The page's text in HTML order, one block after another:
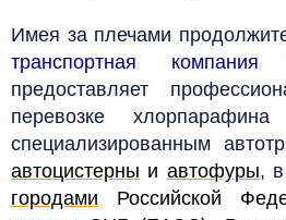
Имея за плечами
транспортная компания
предоставляет
перевозке
специализированным
автоцистерны и автофуры,
городами Российской